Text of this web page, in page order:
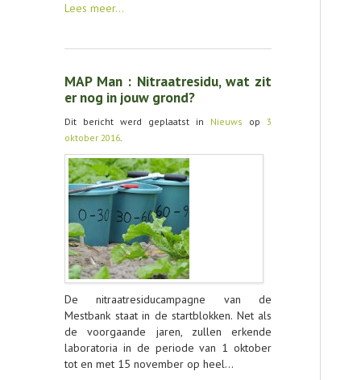
Lees meer…
MAP Man : Nitraatresidu, wat zit
er nog in jouw grond?
Dit bericht werd geplaatst in Nieuws op 3
oktober 2016.
De nitraatresiducampagne van de
Mestbank staat in de startblokken. Net als
de voorgaande jaren, zullen erkende
laboratoria in de periode van 1 oktober
tot en met 15 november op heel…